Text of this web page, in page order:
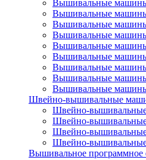
Вышивальные
Вышивальные
Вышивальные
Вышивальные
Вышивальные
Вышивальные
Вышивальные
Вышивальные
Вышивальные
Швейно-вышивальные
Швейно-
Швейно-
Швейно-
Швейно-
Вышивальное программное